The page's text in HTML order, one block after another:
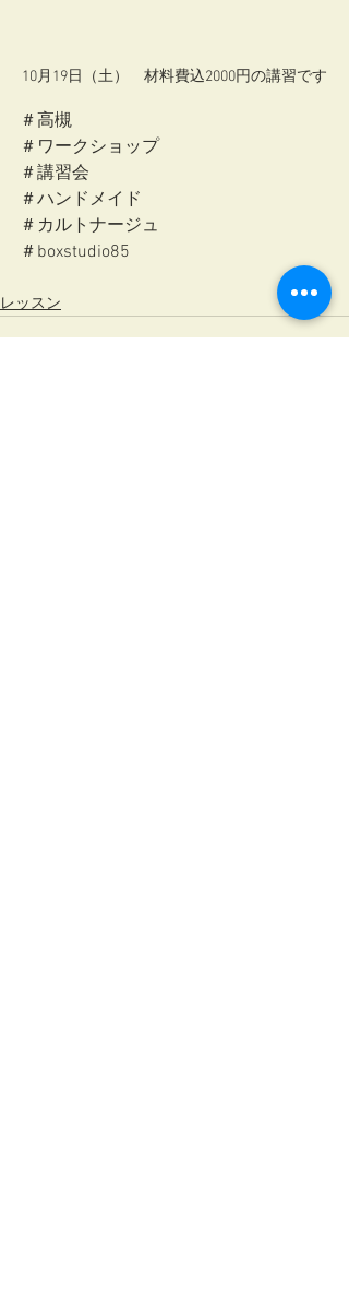
10月19日（土）　材料費込2000円の講習です
＃高槻
＃ワークショップ
＃講習会
＃ハンドメイド
＃カルトナージュ
＃boxstudio85
レッスン